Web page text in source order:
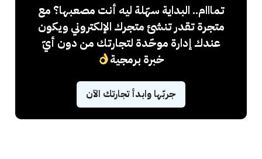
تمااام.. البداية سهّلة ليه أنت مصعبها؟ مع
متجرة تقدر تنشئ متجرك الإلكتروني ويكون
عندك إدارة موحّدة لتجارتك من دون أيّ
خبرة برمجية
جربّها وابدأ تجارتك الآن